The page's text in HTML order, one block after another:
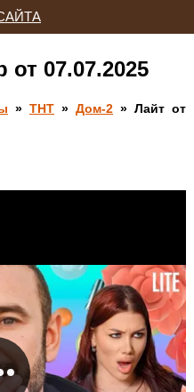
07.07.2025
» ТНТ »Дом-2 » Лайт от